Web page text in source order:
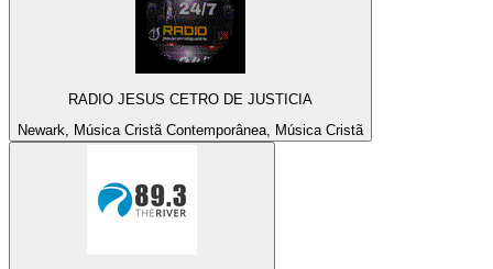
RADIO JESUS CETRO DE JUSTICIA
Newark, Música Cristã Contemporânea, Música Cristã